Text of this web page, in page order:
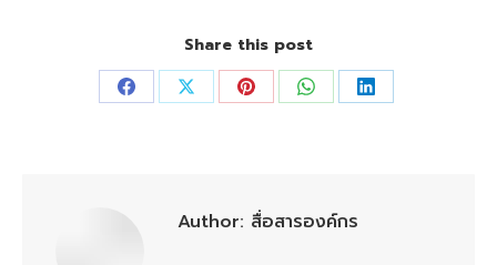
Share this post
Share Share Share Share Share
Author: สื่อสารองค์กร